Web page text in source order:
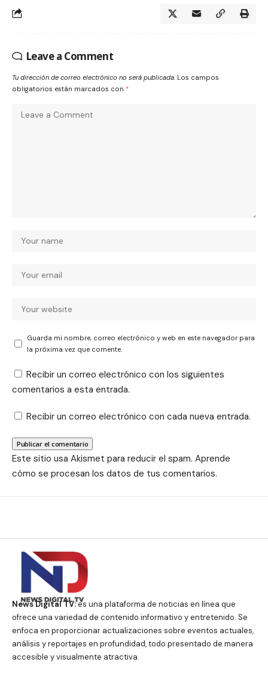
Leave a Comment
Tu dirección de correo electrónico no será publicada. Los campos
obligatorios están marcados con *
Guarda mi nombre, correo electrónico y web en este navegador para
la próxima vez que comente.
Recibir un correo electrónico con los siguientes
comentarios a esta entrada.
Recibir un correo electrónico con cada nueva entrada.
Este sitio usa Akismet para reducir el spam. Aprende
cómo se procesan los datos de tus comentarios.
News Digital TV:es una plataforma de noticias en línea que
ofrece una variedad de contenido informativo y entretenido. Se
enfoca en proporcionar actualizaciones sobre eventos actuales,
análisis y reportajes en profundidad, todo presentado de manera
accesible y visualmente atractiva.